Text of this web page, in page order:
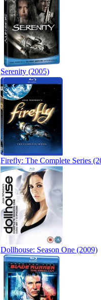
Serenity (2005)
Firefly: The Complete Series
Dollhouse: Season One (2009)